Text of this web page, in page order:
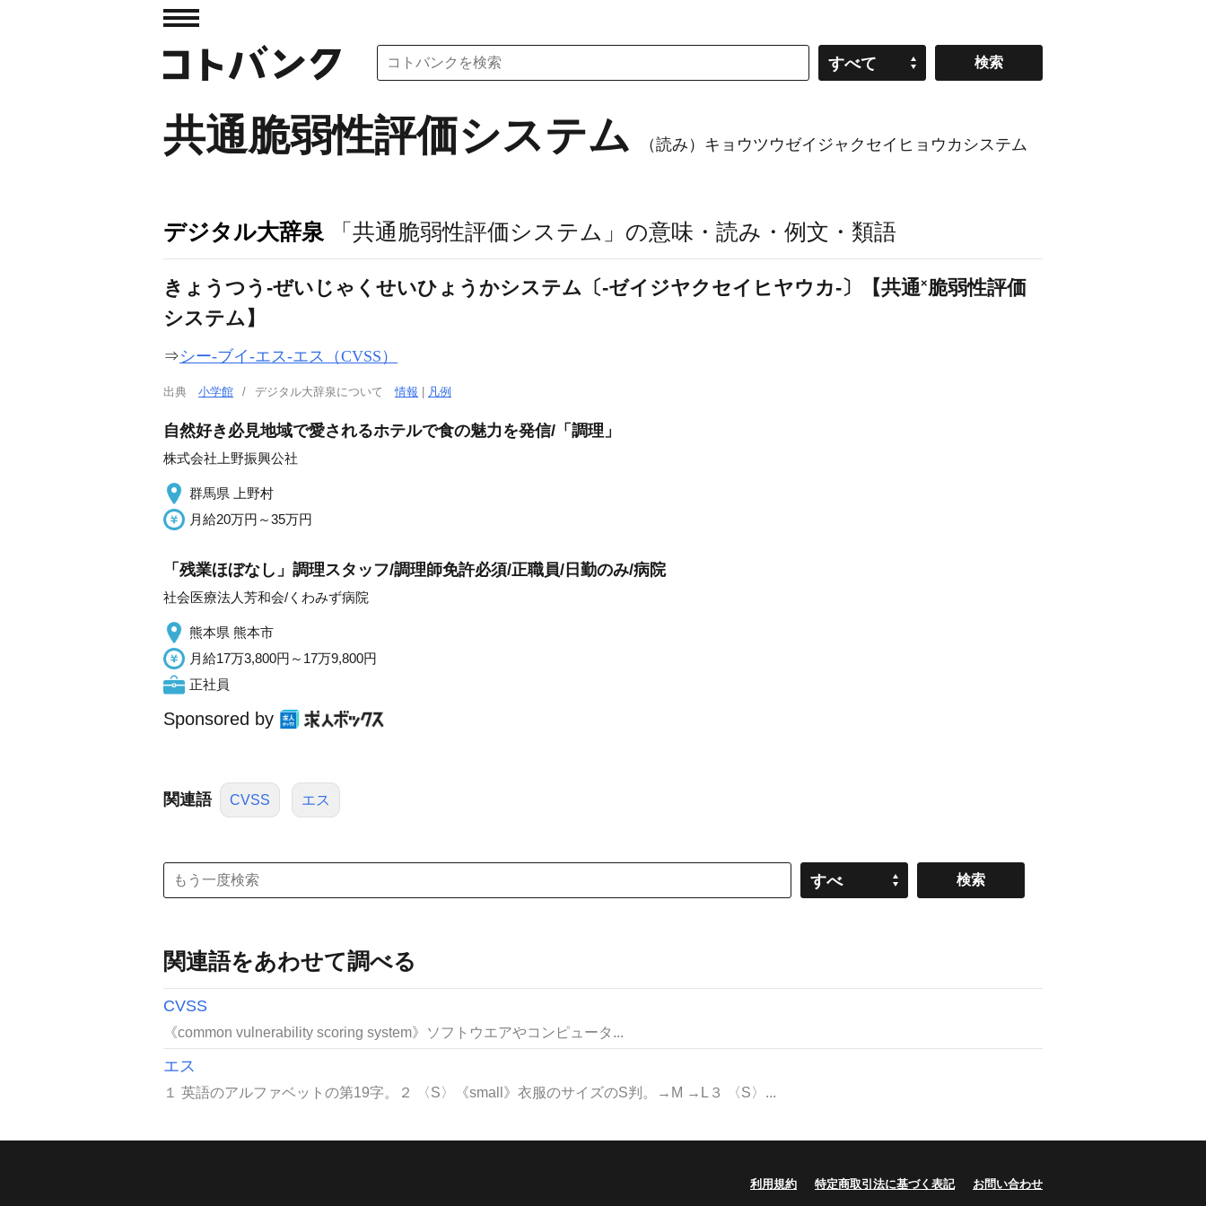
すべて
共通脆弱性評価システム （読み）キョウツウゼイジャクセイヒョウカシステム
デジタル大辞泉 「共通脆弱性評価システム」の意味・読み・例文・類語
きょうつう‐ぜいじゃくせいひょうかシステム〔‐ゼイジヤクセイヒヤウカ‐〕【共通×脆弱性評価
システム】
⇒シー‐ブイ‐エス‐エス（CVSS）
出典 小学館 デジタル大辞泉について情報 凡例
自然好き必見地域で愛されるホテルで食の魅力を発信/「調理」
株式会社上野振興公社
群馬県 上野村
月給20万円～35万円
「残業ほぼなし」調理スタッフ/調理師免許必須/正職員/日勤のみ/病院
社会医療法人芳和会/くわみず病院
熊本県 熊本市
月給17万3,800円～17万9,800円
正社員
Sponsored by
関連語 CVSS エス
すべ
関連語をあわせて調べる
CVSS
《common vulnerability scoring system》ソフトウエアやコンピュータ...
エス
１ 英語のアルファベットの第19字。２ 〈S〉《small》衣服のサイズのS判。→M →L３ 〈S〉...
利用規約 特定商取引法に基づく表記 お問い合わせ